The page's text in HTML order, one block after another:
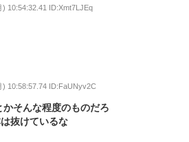
) 10:54:32.41 ID:Xmt7LJEq
) 10:58:57.74 ID:FaUNyv2C
そんな程度のものだろ
抜けているな